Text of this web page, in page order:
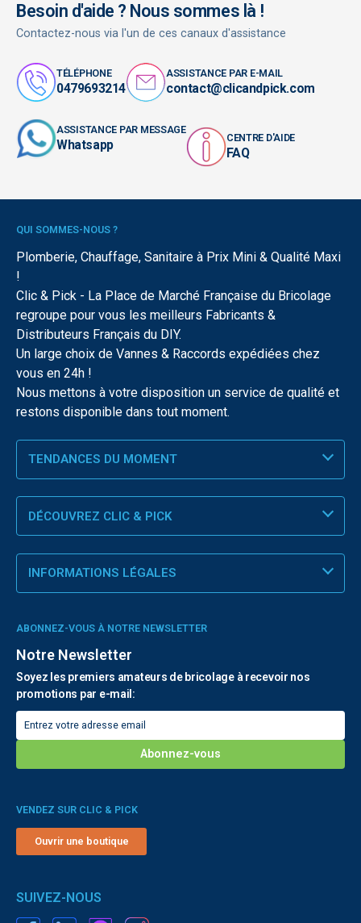
Besoin d'aide ? Nous sommes là !
Contactez-nous via l'un de ces canaux d'assistance
TÉLÉPHONE
0479693214
ASSISTANCE PAR E-MAIL
contact@clicandpick.com
ASSISTANCE PAR MESSAGE
Whatsapp CENTRE D'AIDE
FAQ
QUI SOMMES-NOUS ?
Plomberie, Chauffage, Sanitaire à Prix Mini & Qualité Maxi
!
Clic & Pick - La Place de Marché Française du Bricolage
regroupe pour vous les meilleurs Fabricants &
Distributeurs Français du DIY.
Un large choix de Vannes & Raccords expédiées chez
vous en 24h !
Nous mettons à votre disposition un service de qualité et
restons disponible dans tout moment.
TENDANCES DU MOMENT
DÉCOUVREZ CLIC & PICK
INFORMATIONS LÉGALES
ABONNEZ-VOUS À NOTRE NEWSLETTER
Notre Newsletter
Soyez les premiers amateurs de bricolage à recevoir nos
promotions par e-mail:
VENDEZ SUR CLIC & PICK
Ouvrir une boutique
SUIVEZ-NOUS